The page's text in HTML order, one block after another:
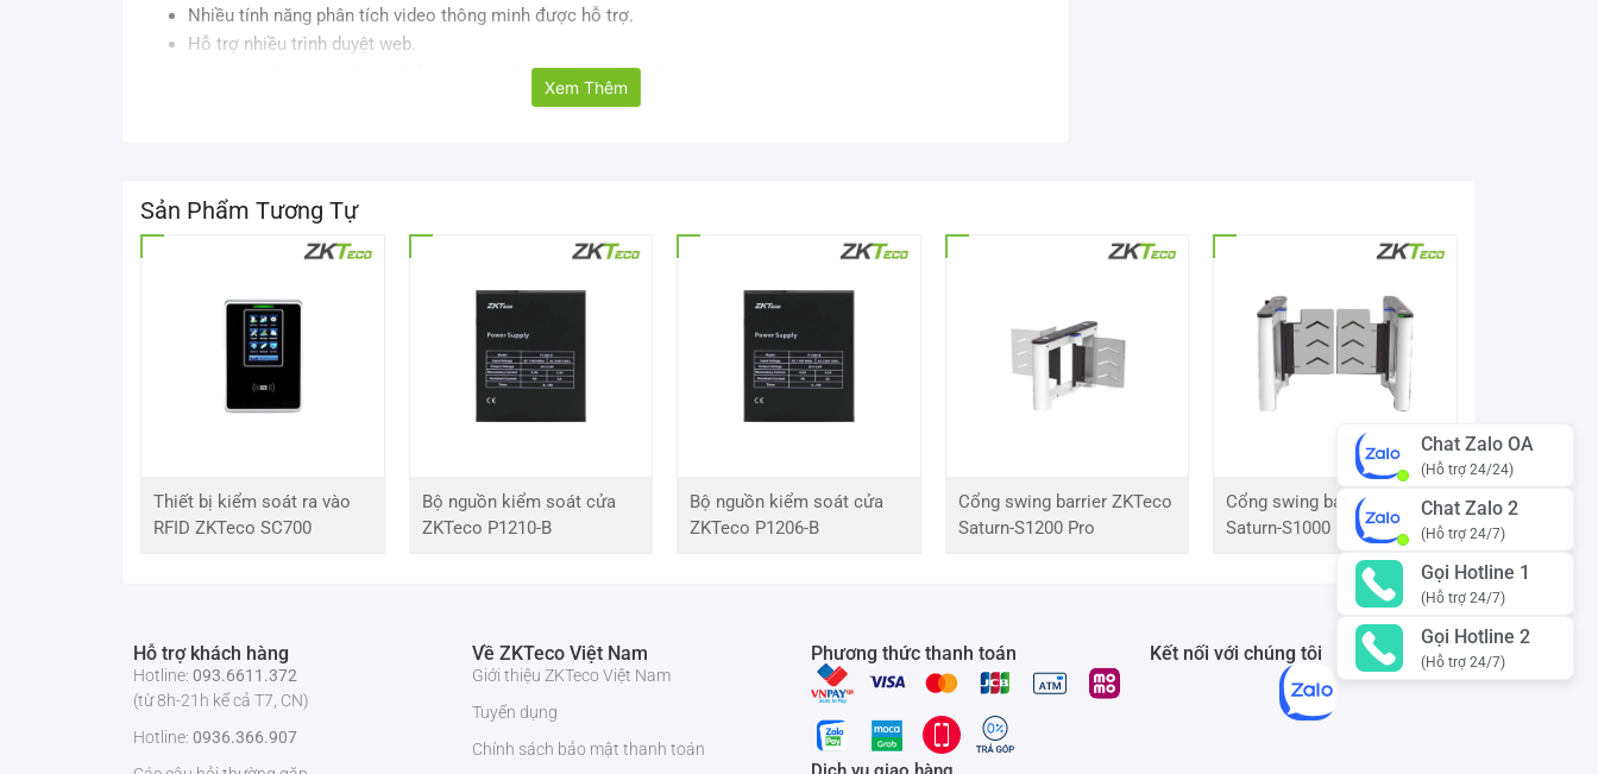
Nhiều tính năng phân tích video thông minh được hỗ trợ.
Hỗ trợ nhiều trình duyệt web.
Xem từ xa bằng ứng dụng di động tương thích với ZKBio CVSecurity.
ES-855P32T-S8-MI-S-HL
Cảm Biến Hình Ảnh Cảm biến CMOS 1/2.7” 5 MP
Độ Phân Giải Tối Đa 2592 (H) × 1944 (V)
RAM
Ánh Sáng Tối Thiểu 0.001 Lux @ F1.3 (AGC bật, màu)
Xem Thêm
Sản Phẩm Tương Tự
Thiết bị kiểm soát ra vào
RFID ZKTeco SC700
Bộ nguồn kiểm soát cửa
ZKTeco P1210-B
Bộ nguồn kiểm soát cửa
ZKTeco P1206-B
Cổng swing barrier ZKTeco
Saturn-S1200 Pro
Cổng swing barrier ZKTeco
Saturn-S1000 Pro
Hỗ trợ khách hàng
Hotline: 093.6611.372
(từ 8h-21h kể cả T7, CN)
Hotline: 0936.366.907
Về ZKTeco Việt Nam
Giới thiệu ZKTeco Việt Nam
Tuyển dụng
Chính sách bảo mật thanh toán
Phương thức thanh toán Kết nối với chúng tôi
Chat Zalo OA
(Hỗ trợ 24/24)
Chat Zalo 2
(Hỗ trợ 24/7)
Gọi Hotline 1
(Hỗ trợ 24/7)
Gọi Hotline 2
(Hỗ trợ 24/7)